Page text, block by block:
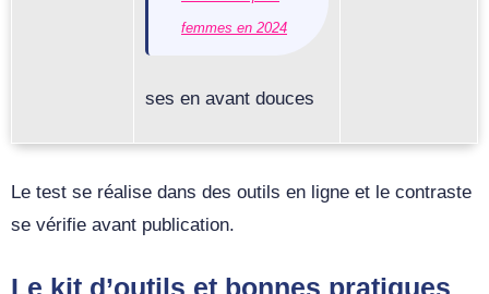
femmes en 2024
ses en avant douces
Le test se réalise dans des outils en ligne et le contraste
se vérifie avant publication.
Le kit d’outils et bonnes pratiques